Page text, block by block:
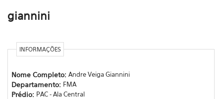
giannini
INFORMAÇÕES
Nome Completo: Andre Veiga Giannini
Departamento: FMA
Prédio: PAC - Ala Central